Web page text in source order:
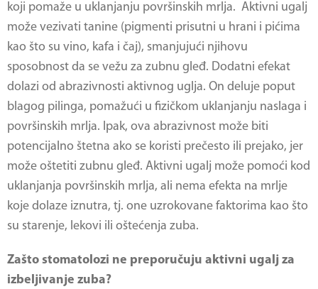
koji pomaže u uklanjanju površinskih mrlja. Aktivni ugalj
može vezivati tanine (pigmenti prisutni u hrani i pićima
kao što su vino, kafa i čaj), smanjujući njihovu
sposobnost da se vežu za zubnu gleđ. Dodatni efekat
dolazi od abrazivnosti aktivnog uglja. On deluje poput
blagog pilinga, pomažući u fizičkom uklanjanju naslaga i
površinskih mrlja. Ipak, ova abrazivnost može biti
potencijalno štetna ako se koristi prečesto ili prejako, jer
može oštetiti zubnu gleđ. Aktivni ugalj može pomoći kod
uklanjanja površinskih mrlja, ali nema efekta na mrlje
koje dolaze iznutra, tj. one uzrokovane faktorima kao što
su starenje, lekovi ili oštećenja zuba.
Zašto stomatolozi ne preporučuju aktivni ugalj za
izbeljivanje zuba?